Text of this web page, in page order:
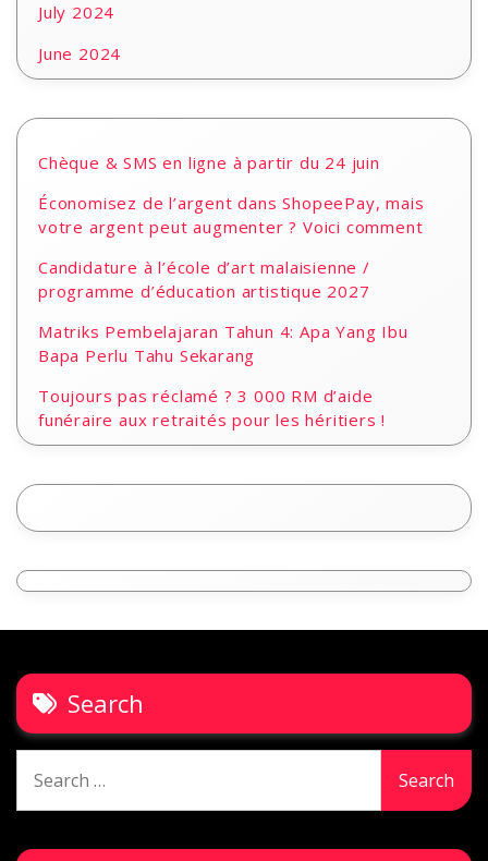
July 2024
June 2024
Chèque & SMS en ligne à partir du 24 juin
Économisez de l’argent dans ShopeePay, mais
votre argent peut augmenter ? Voici comment
Candidature à l’école d’art malaisienne /
programme d’éducation artistique 2027
Matriks Pembelajaran Tahun 4: Apa Yang Ibu
Bapa Perlu Tahu Sekarang
Toujours pas réclamé ? 3 000 RM d’aide
funéraire aux retraités pour les héritiers !
Search
for: